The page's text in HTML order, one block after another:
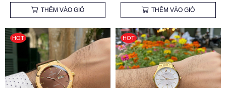
THÊM VÀO GIỎ THÊM VÀO GIỎ
HOT HOT